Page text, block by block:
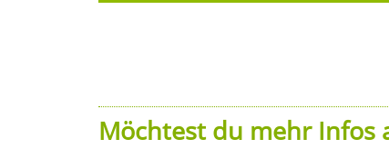
Möchtest du mehr Infos